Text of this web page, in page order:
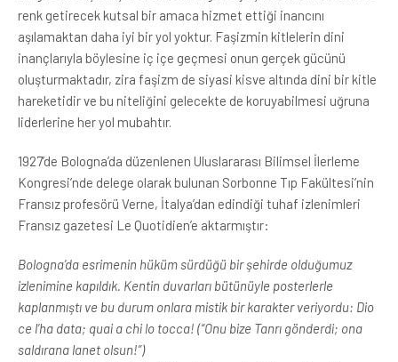
renk getirecek kutsal bir amaca hizmet ettiği inancını
aşılamaktan daha iyi bir yol yoktur. Faşizmin kitlelerin dini
inançlarıyla böylesine iç içe geçmesi onun gerçek gücünü
oluşturmaktadır, zira faşizm de siyasi kisve altında dini bir kitle
hareketidir ve bu niteliğini gelecekte de koruyabilmesi uğruna
liderlerine her yol mubahtır.
1927’de Bologna’da düzenlenen Uluslararası Bilimsel İlerleme
Kongresi’nde delege olarak bulunan Sorbonne Tıp Fakültesi’nin
Fransız profesörü Verne, İtalya’dan edindiği tuhaf izlenimleri
Fransız gazetesi Le Quotidien’e aktarmıştır:
Bologna’da esrimenin hüküm sürdüğü bir şehirde olduğumuz
izlenimine kapıldık. Kentin duvarları bütünüyle posterlerle
kaplanmıştı ve bu durum onlara mistik bir karakter veriyordu: Dio
ce l’ha data; quai a chi lo tocca! (“Onu bize Tanrı gönderdi; ona
saldırana lanet olsun!”)